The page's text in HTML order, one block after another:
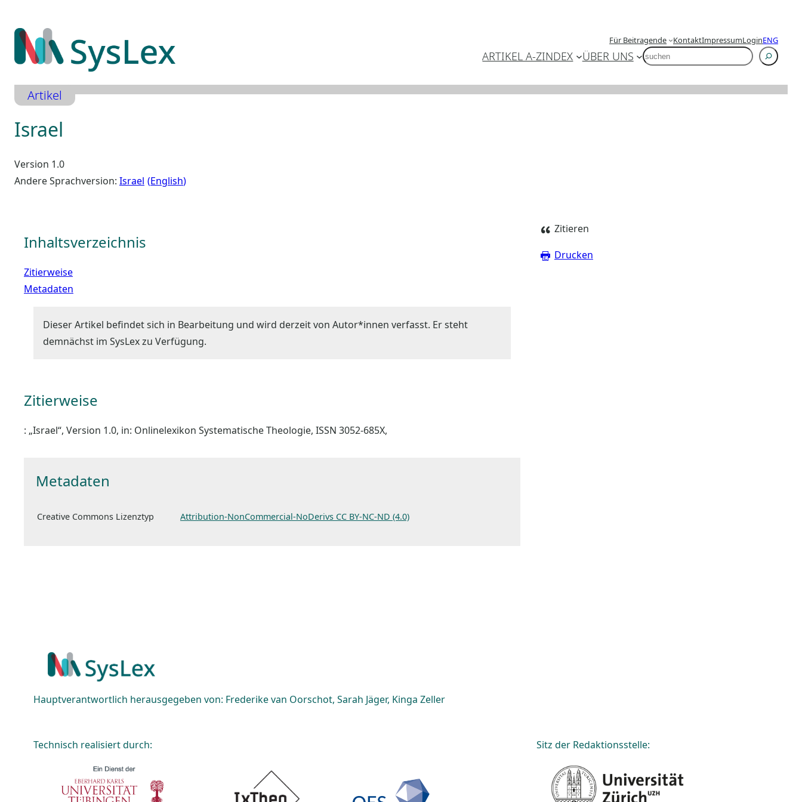
Inhalt
springen
Für Beitragende KontaktImpressumLoginENG
ARTIKEL A-ZINDEX ÜBER UNS SUCHEN
Artikel
Israel
Version 1.0
Andere Sprachversion: Israel English
Inhaltsverzeichnis
Zitierweise
Metadaten
Dieser Artikel befindet sich in Bearbeitung und wird derzeit von Autor*innen verfasst. Er steht
demnächst im SysLex zu Verfügung.
Zitierweise
: „Israel“, Version 1.0, in: Onlinelexikon Systematische Theologie, ISSN 3052-685X,
Metadaten
Creative Commons Lizenztyp Attribution-NonCommercial-NoDerivs CC BY-NC-ND (4.0)
Zitieren
Drucken
Hauptverantwortlich herausgegeben von: Frederike van Oorschot, Sarah Jäger, Kinga Zeller
Technisch realisiert durch: Sitz der Redaktionsstelle: